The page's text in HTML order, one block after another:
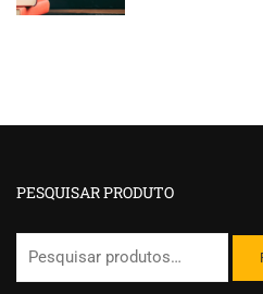
PESQUISAR PRODUTO